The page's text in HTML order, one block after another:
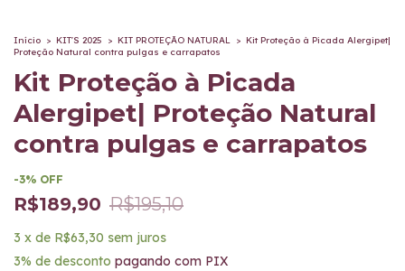
Início > KIT'S 2025 > KIT PROTEÇÃO NATURAL > Kit Proteção à Picada Alergipet|
Proteção Natural contra pulgas e carrapatos
Kit Proteção à Picada
Alergipet| Proteção Natural
contra pulgas e carrapatos
-3% OFF
R$189,90 R$195,10
3 x de R$63,30 sem juros
3% de desconto pagando com PIX